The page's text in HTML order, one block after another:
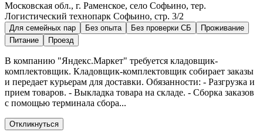
Московская обл., г. Раменское, село Софьино, тер.
Логистический технопарк Софьино, стр. 3/2
Для семейных пар Без опыта Без проверки СБ
Проживание
Питание
Проезд
В компанию "Яндекс.Маркет" требуется кладовщик-
комплектовщик. Кладовщик-комплектовщик собирает заказы
и передает курьерам для доставки. Обязанности: - Разгрузка и
прием товаров. - Выкладка товара на складе. - Сборка заказов
с помощью терминала сбора...
Откликнуться